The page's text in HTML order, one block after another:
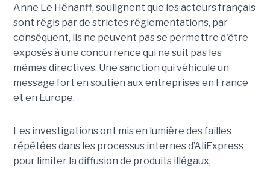
Anne Le Hénanff, soulignent que les acteurs français
sont régis par de strictes réglementations, par
conséquent, ils ne peuvent pas se permettre d'être
exposés à une concurrence qui ne suit pas les
mêmes directives. Une sanction qui véhicule un
message fort en soutien aux entreprises en France
et en Europe.
Les investigations ont mis en lumière des failles
répétées dans les processus internes d’AliExpress
pour limiter la diffusion de produits illégaux,